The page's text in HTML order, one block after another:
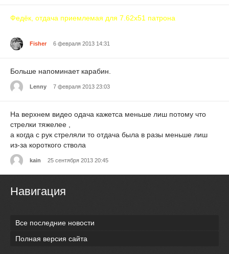
Федёк, отдача приемлемая для 7.62x51 патрона
Fisher 6 февраля 2013 14:31
Больше напоминает карабин.
Lenny 7 февраля 2013 23:03
На верхнем видео одача кажетса меньше лиш потому что
стрелки тяжелее ,
а когда с рук стреляли то отдача была в разы меньше лиш
из-за короткого ствола
kain 25 сентября 2013 20:45
Навигация
Все последние новости
Полная версия сайта